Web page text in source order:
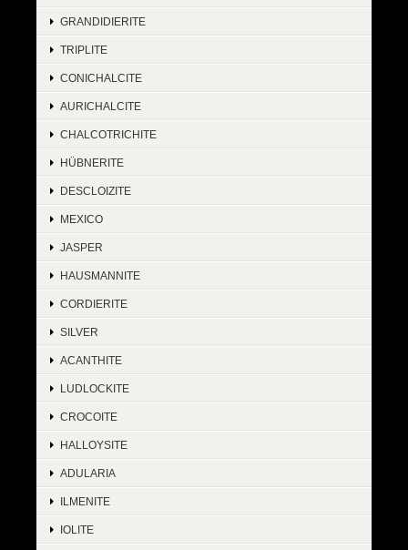
GRANDIDIERITE
TRIPLITE
CONICHALCITE
AURICHALCITE
CHALCOTRICHITE
HÜBNERITE
DESCLOIZITE
MEXICO
JASPER
HAUSMANNITE
CORDIERITE
SILVER
ACANTHITE
LUDLOCKITE
CROCOITE
HALLOYSITE
ADULARIA
ILMENITE
IOLITE